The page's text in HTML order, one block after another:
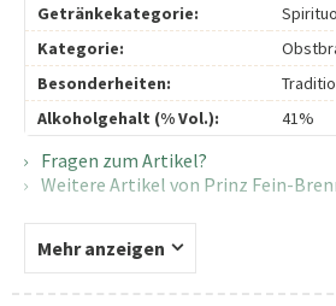
Getränkekategorie:
Kategorie:
Besonderheiten:
Alkoholgehalt (% Vol.):
41%
Fragen zum Artikel?
Weitere Artikel von Prinz Fein-
Mehr anzeigen